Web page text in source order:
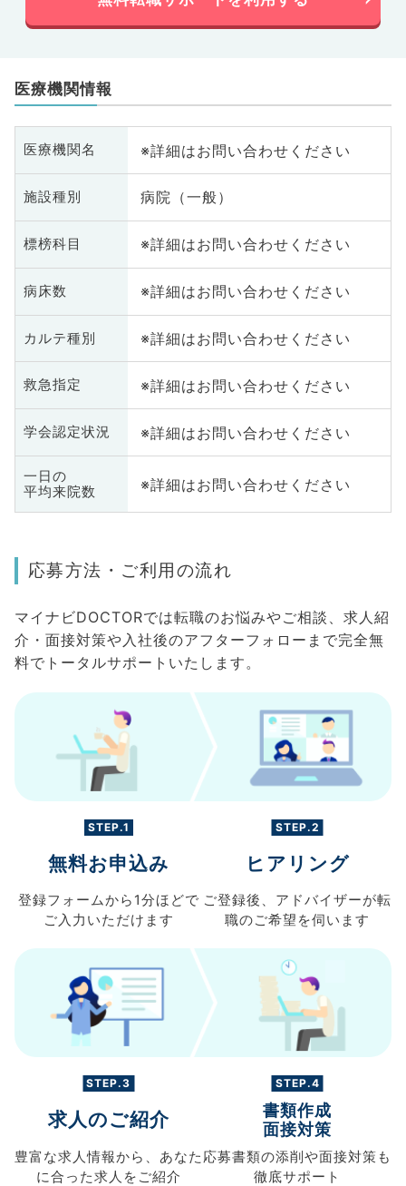
医療機関情報
医療機関名 ※詳細はお問い合わせください
施設種別 病院（一般）
標榜科目 ※詳細はお問い合わせください
病床数 ※詳細はお問い合わせください
カルテ種別 ※詳細はお問い合わせください
救急指定 ※詳細はお問い合わせください
学会認定状況 ※詳細はお問い合わせください
一日の
平均来院数
※詳細はお問い合わせください
応募方法・ご利用の流れ
マイナビDOCTORでは転職のお悩みやご相談、求人紹
介・面接対策や入社後のアフターフォローまで完全無
料でトータルサポートいたします。
STEP.1
無料お申込み
登録フォームから 1分ほどで
ご入力 いただけます
STEP.2
ヒアリング
ご登録後、 アドバイザーが転
職のご希望を伺います
STEP.3
求人のご紹介
豊富な求人情報から、 あなた
に合った求人を ご紹介
STEP.4
書類作成
面接対策
応募書類の添削や面接対策も
徹底サポート